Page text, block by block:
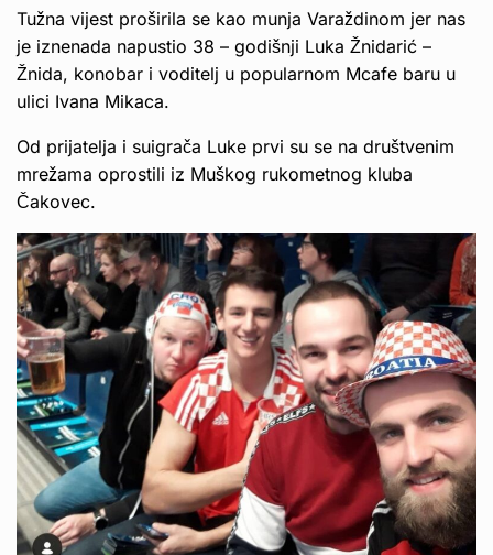
Tužna vijest proširila se kao munja Varaždinom jer nas
je iznenada napustio 38 – godišnji Luka Žnidarić –
Žnida, konobar i voditelj u popularnom Mcafe baru u
ulici Ivana Mikaca.
Od prijatelja i suigrača Luke prvi su se na društvenim
mrežama oprostili iz Muškog rukometnog kluba
Čakovec.